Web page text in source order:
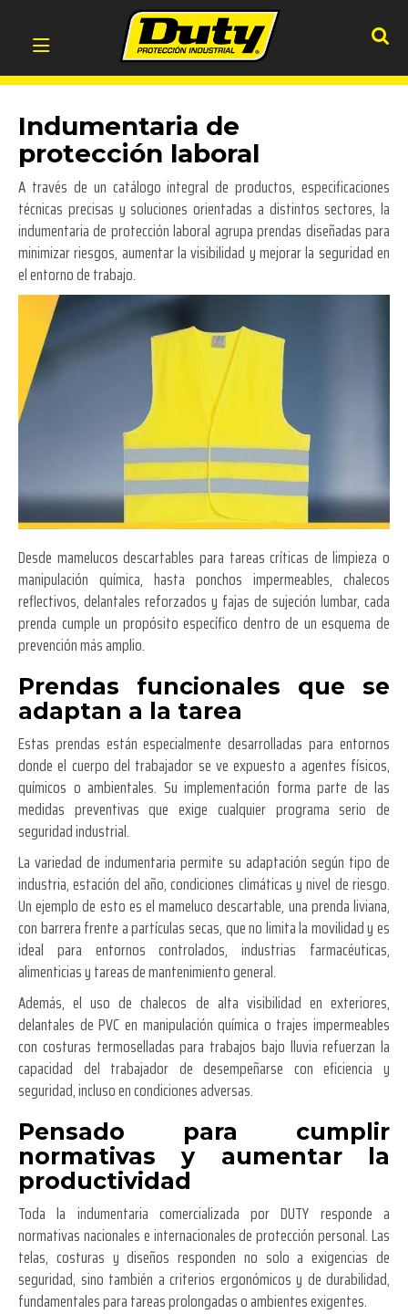
Indumentaria de
protección laboral
A través de un catálogo integral de productos, especificaciones
técnicas precisas y soluciones orientadas a distintos sectores, la
indumentaria de protección laboral agrupa prendas diseñadas para
minimizar riesgos, aumentar la visibilidad y mejorar la seguridad en
el entorno de trabajo.
Desde mamelucos descartables para tareas críticas de limpieza o
manipulación química, hasta ponchos impermeables, chalecos
reflectivos, delantales reforzados y fajas de sujeción lumbar, cada
prenda cumple un propósito específico dentro de un esquema de
prevención más amplio.
Prendas funcionales que se
adaptan a la tarea
Estas prendas están especialmente desarrolladas para entornos
donde el cuerpo del trabajador se ve expuesto a agentes físicos,
químicos o ambientales. Su implementación forma parte de las
medidas preventivas que exige cualquier programa serio de
seguridad industrial.
La variedad de indumentaria permite su adaptación según tipo de
industria, estación del año, condiciones climáticas y nivel de riesgo.
Un ejemplo de esto es el mameluco descartable, una prenda liviana,
con barrera frente a partículas secas, que no limita la movilidad y es
ideal para entornos controlados, industrias farmacéuticas,
alimenticias y tareas de mantenimiento general.
Además, el uso de chalecos de alta visibilidad en exteriores,
delantales de PVC en manipulación química o trajes impermeables
con costuras termoselladas para trabajos bajo lluvia refuerzan la
capacidad del trabajador de desempeñarse con eficiencia y
seguridad, incluso en condiciones adversas.
Pensado para cumplir
normativas y aumentar la
productividad
Toda la indumentaria comercializada por DUTY responde a
normativas nacionales e internacionales de protección personal. Las
telas, costuras y diseños responden no solo a exigencias de
seguridad, sino también a criterios ergonómicos y de durabilidad,
fundamentales para tareas prolongadas o ambientes exigentes.